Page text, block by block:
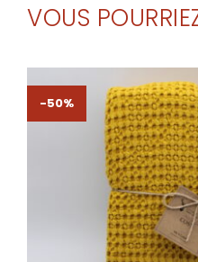
VOUS
-50%